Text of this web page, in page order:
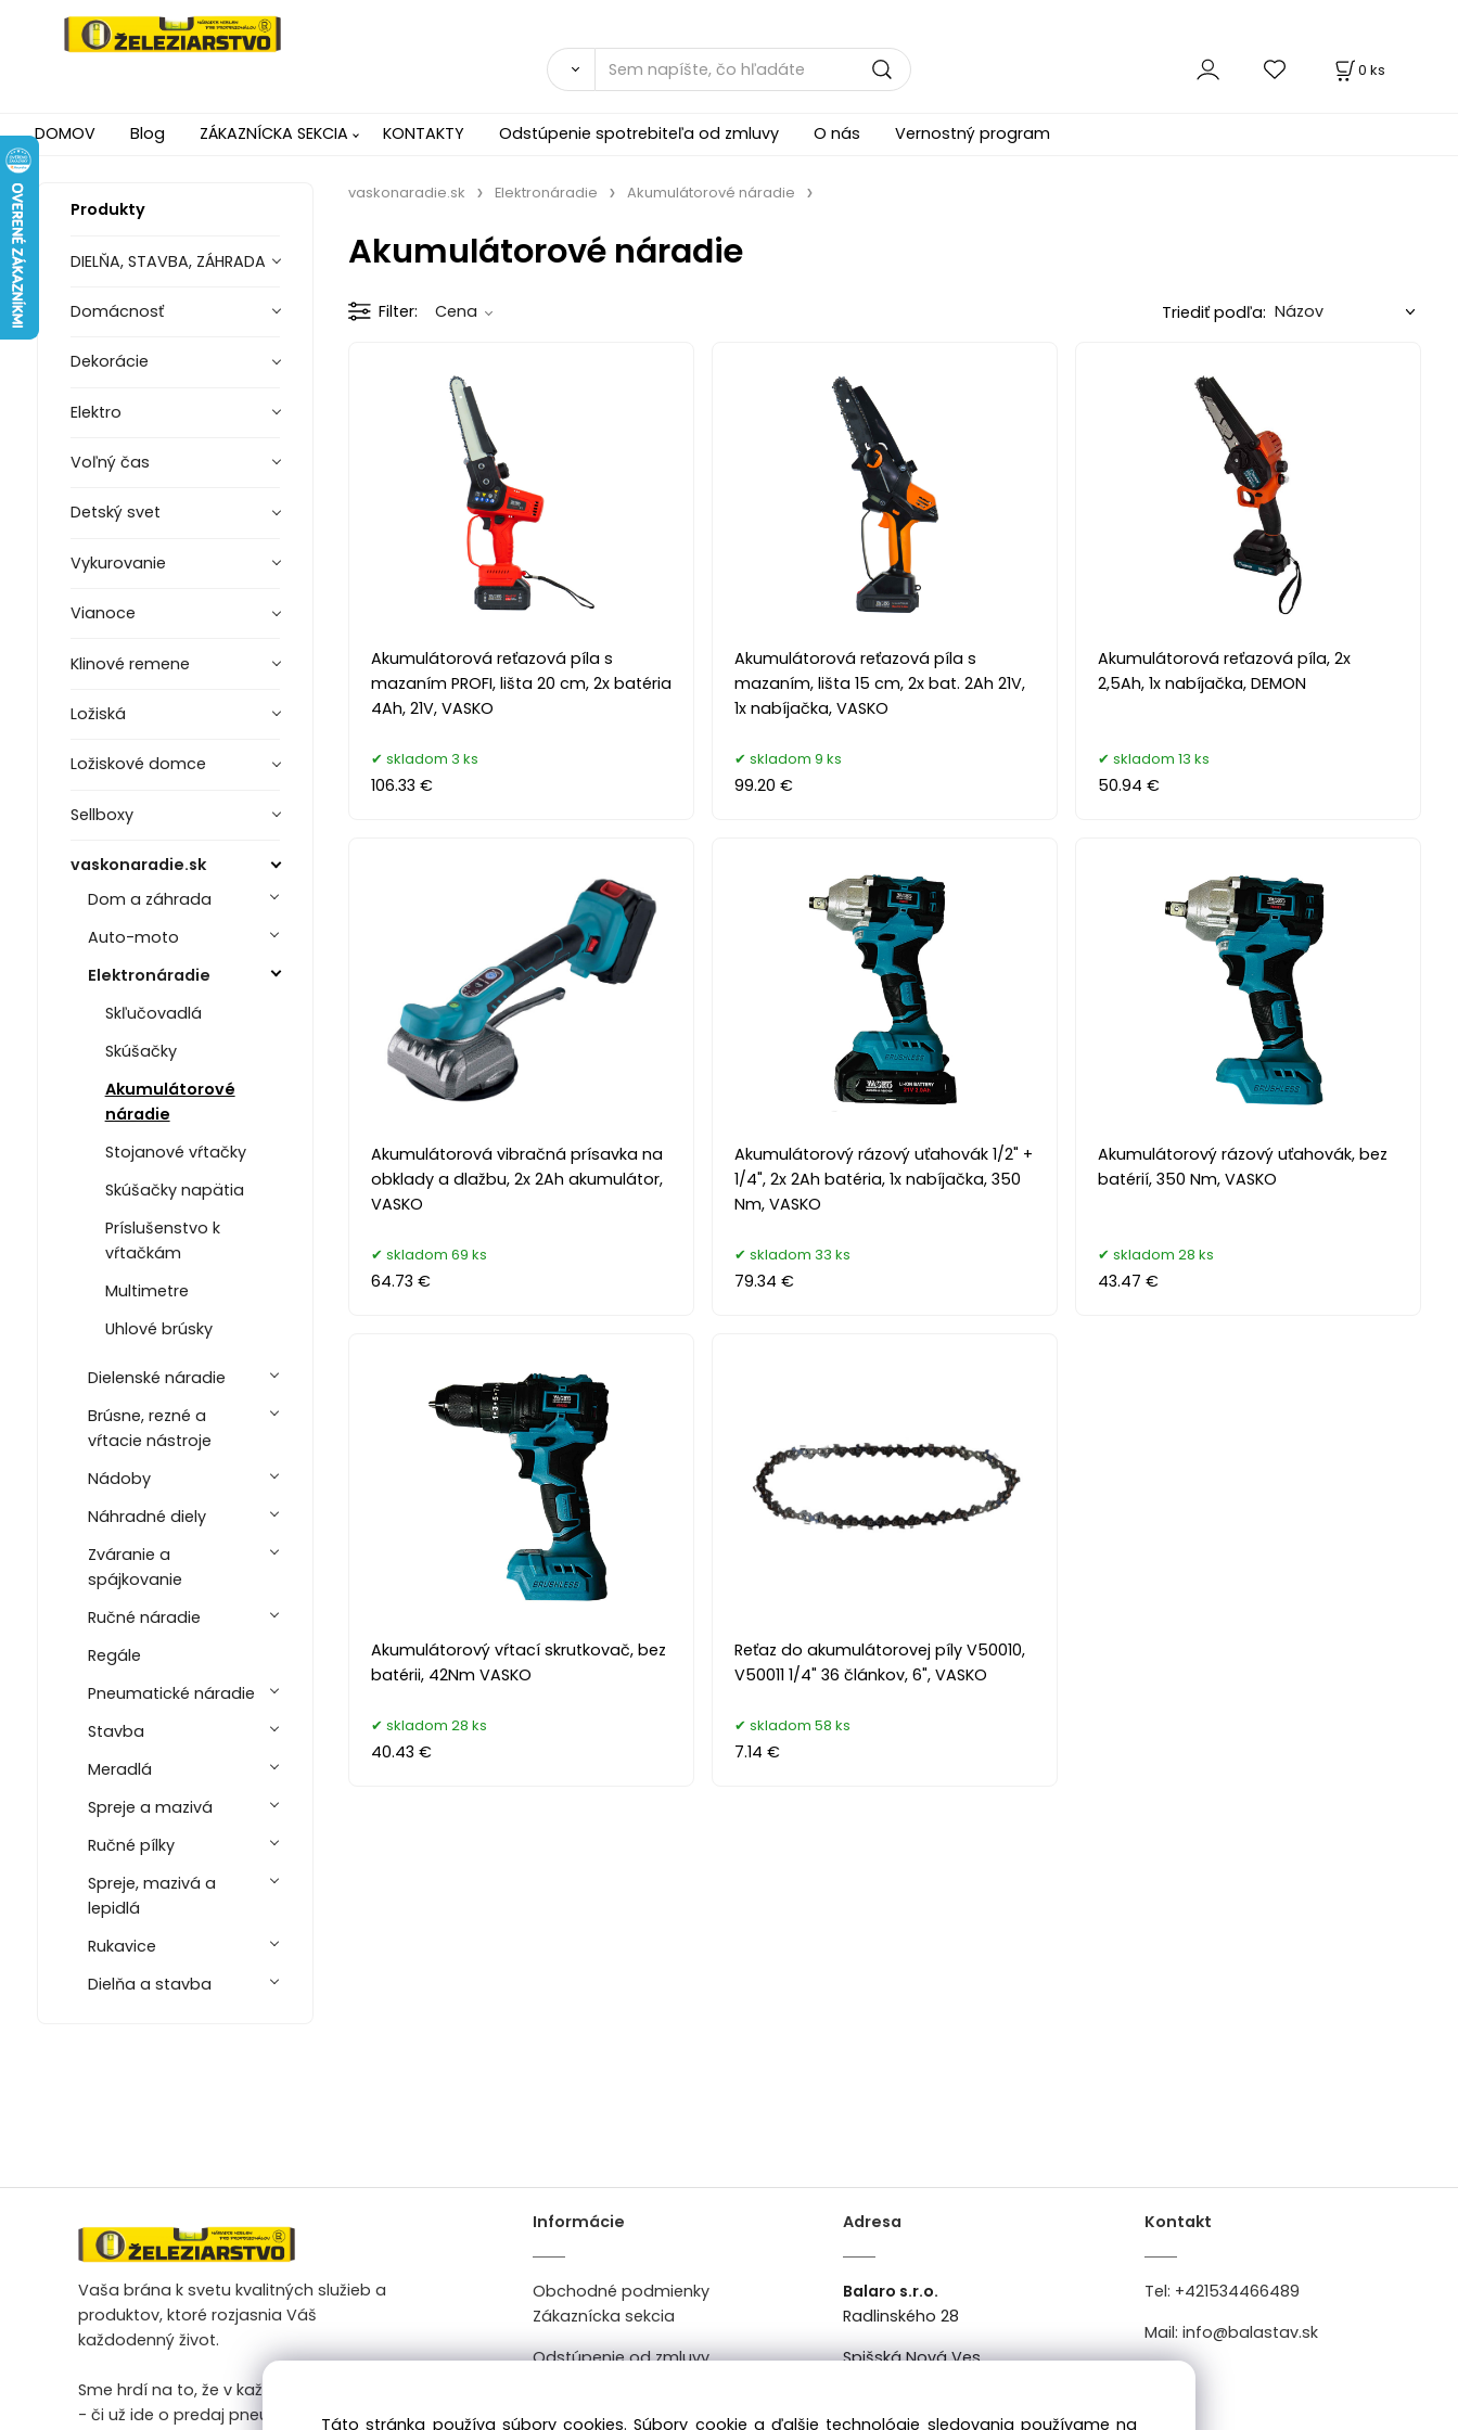
0 ks
DOMOV Blog ZÁKAZNÍCKA SEKCIA KONTAKTY Odstúpenie spotrebiteľa od zmluvy O nás Vernostný program
Produkty
DIELŇA, STAVBA, ZÁHRADA
Domácnosť
Dekorácie
Elektro
Voľný čas
Detský svet
Vykurovanie
Vianoce
Klinové remene
Ložiská
Ložiskové domce
Sellboxy
vaskonaradie.sk
Dom a záhrada
Auto-moto
Elektronáradie
Skľučovadlá
Skúšačky
Akumulátorové
náradie
Stojanové vŕtačky
Skúšačky napätia
Príslušenstvo k
vŕtačkám
Multimetre
Uhlové brúsky
Dielenské náradie
Brúsne, rezné a
vŕtacie nástroje
Nádoby
Náhradné diely
Zváranie a
spájkovanie
Ručné náradie
Regále
Pneumatické náradie
Stavba
Meradlá
Spreje a mazivá
Ručné pílky
Spreje, mazivá a
lepidlá
Rukavice
Dielňa a stavba
vaskonaradie.sk Elektronáradie Akumulátorové náradie
Akumulátorové náradie
Filter Cena Triediť podľa:
Akumulátorová reťazová píla s
mazaním PROFI, lišta 20 cm, 2x batéria
4Ah, 21V, VASKO
skladom 3 ks
106.33 €
Akumulátorová reťazová píla s
mazaním, lišta 15 cm, 2x bat. 2Ah 21V,
1x nabíjačka, VASKO
skladom 9 ks
99.20 €
Akumulátorová reťazová píla, 2x
2,5Ah, 1x nabíjačka, DEMON
skladom 13 ks
50.94 €
Akumulátorová vibračná prísavka na
obklady a dlažbu, 2x 2Ah akumulátor,
VASKO
skladom 69 ks
64.73 €
Akumulátorový rázový uťahovák 1/2" +
1/4", 2x 2Ah batéria, 1x nabíjačka, 350
Nm, VASKO
skladom 33 ks
79.34 €
Akumulátorový rázový uťahovák, bez
batérií, 350 Nm, VASKO
skladom 28 ks
43.47 €
Akumulátorový vŕtací skrutkovač, bez
batérii, 42Nm VASKO
skladom 28 ks
40.43 €
Reťaz do akumulátorovej píly V50010,
V50011 1/4" 36 článkov, 6", VASKO
skladom 58 ks
7.14 €
Vaša brána k svetu kvalitných služieb a
produktov, ktoré rozjasnia Váš
každodenný život.
Sme hrdí na to, že v každej našej činnosti
- či už ide o predaj pneumatík na
Informácie
Obchodné podmienky
Zákaznícka sekcia
Odstúpenie od zmluvy
Adresa
Balaro s.r.o.
Radlinského 28
Spišská Nová Ves
Kontakt
Tel: +421534466489
Mail: info@balastav.sk
Táto stránka používa súbory cookies. Súbory cookie a ďalšie technológie sledovania používame na